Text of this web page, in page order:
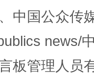
中国公众传
news/
板管理人员